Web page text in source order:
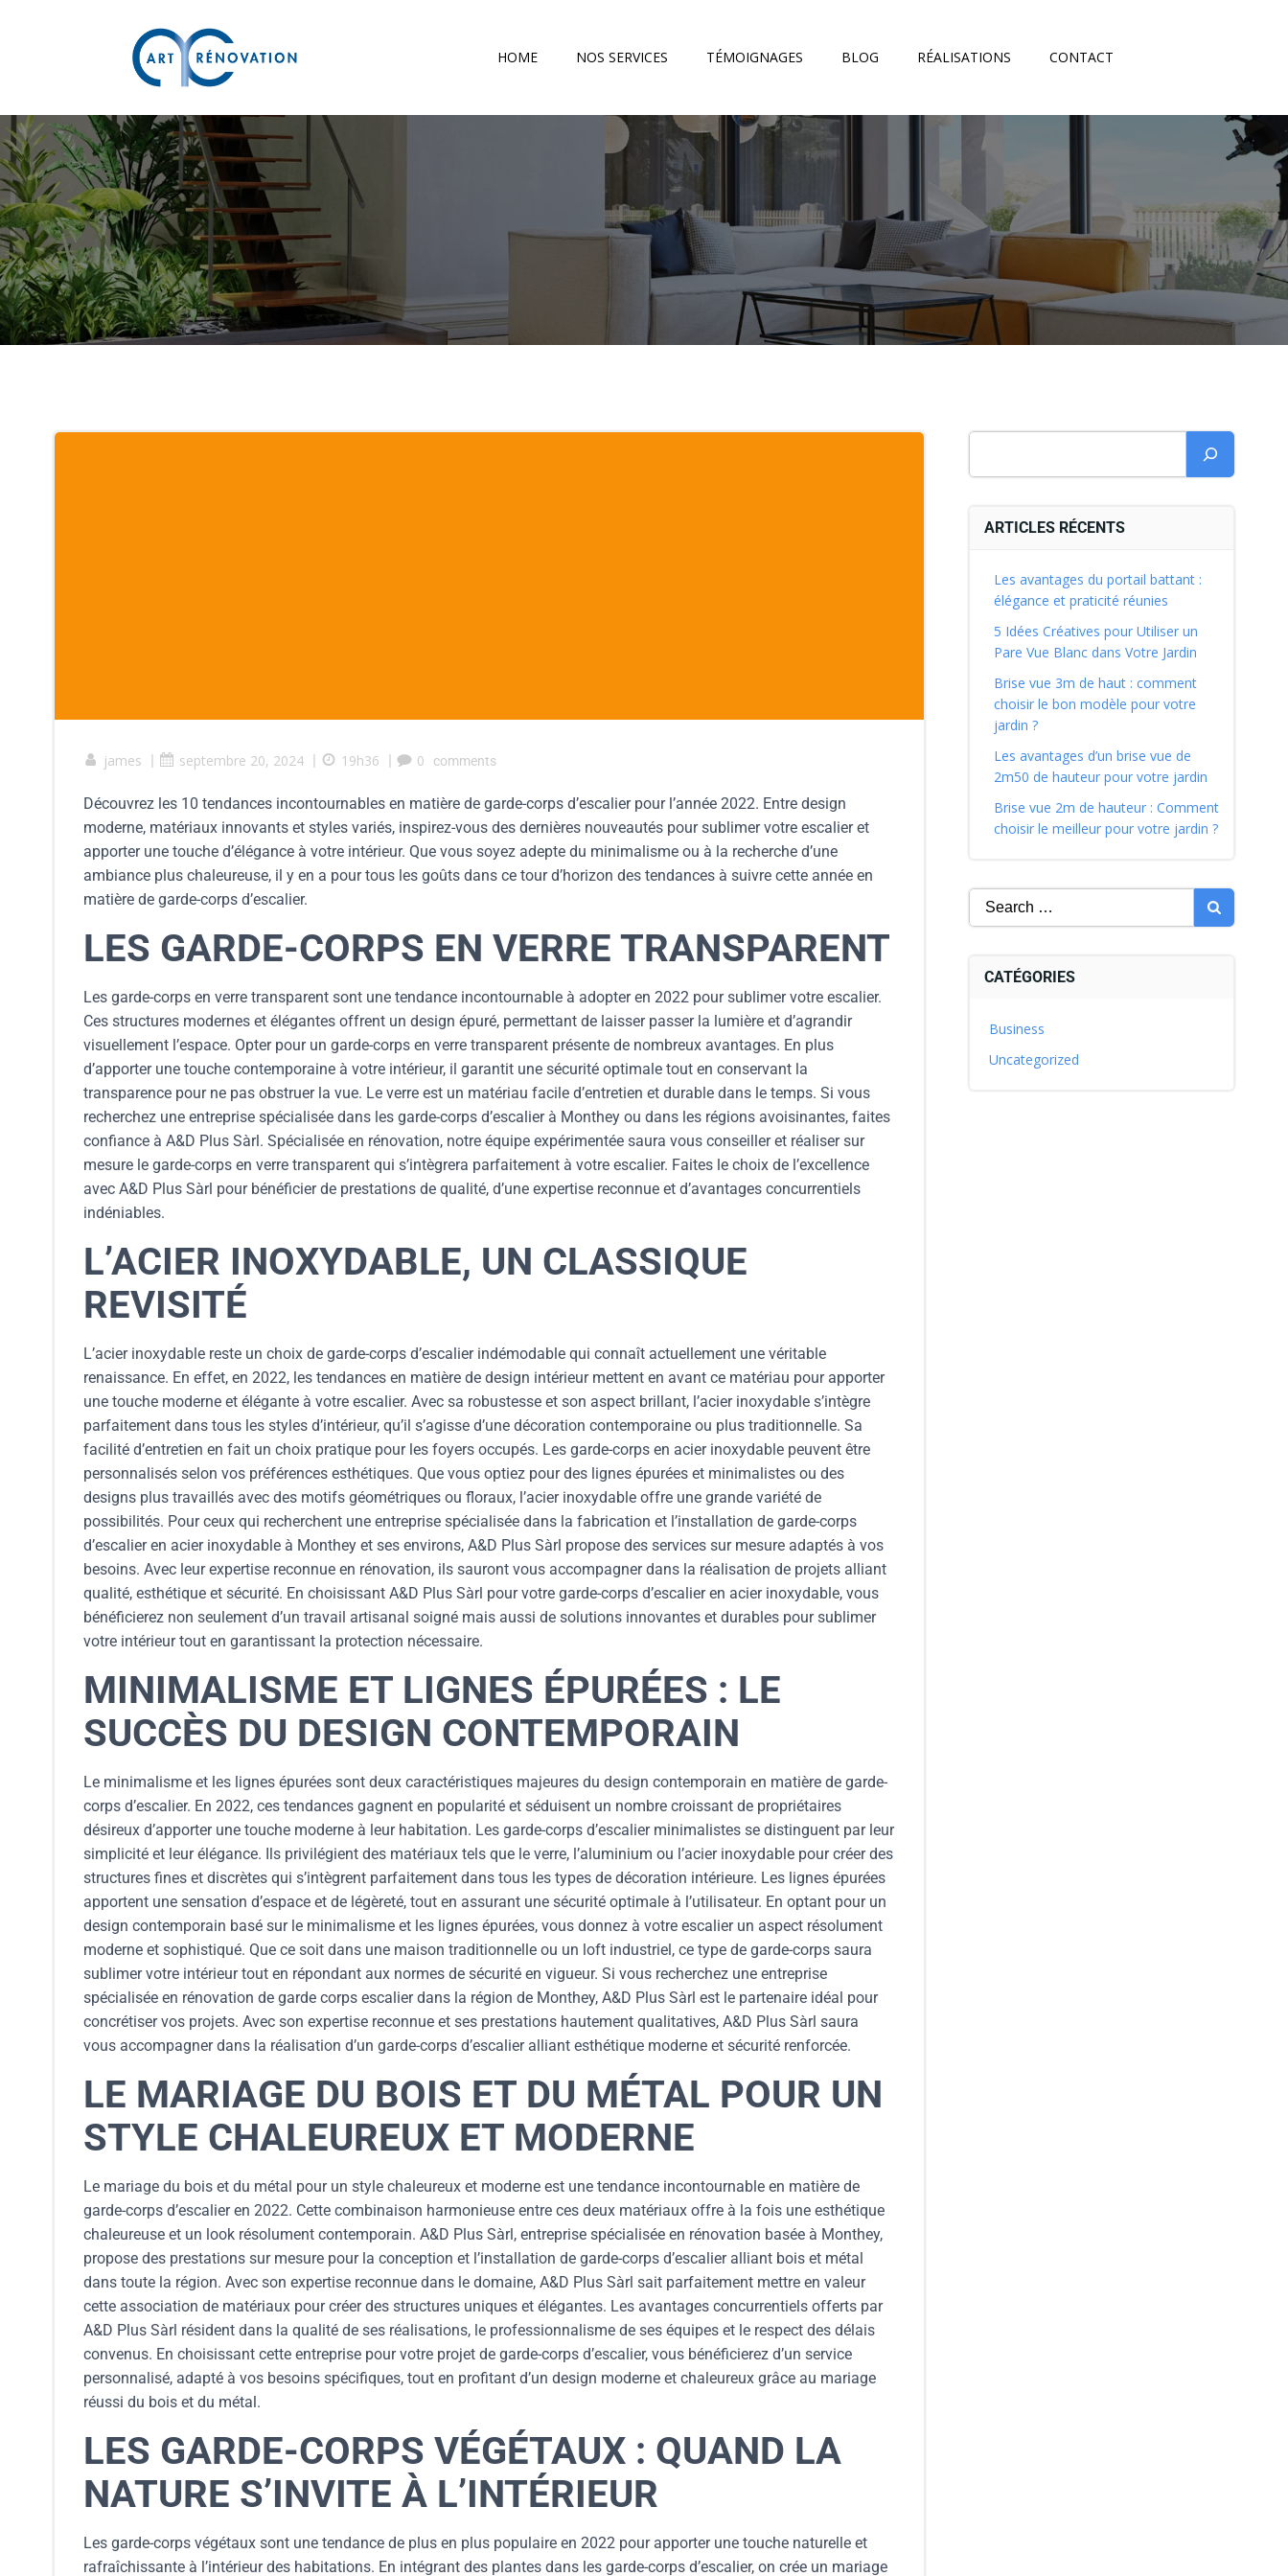
HOME NOS SERVICES TÉMOIGNAGES BLOG RÉALISATIONS CONTACT
james | septembre 20, 2024 | 19h36 | 0 comments
Découvrez les 10 tendances incontournables en matière de garde-corps d’escalier pour l’année 2022. Entre design
moderne, matériaux innovants et styles variés, inspirez-vous des dernières nouveautés pour sublimer votre escalier et
apporter une touche d’élégance à votre intérieur. Que vous soyez adepte du minimalisme ou à la recherche d’une
ambiance plus chaleureuse, il y en a pour tous les goûts dans ce tour d’horizon des tendances à suivre cette année en
matière de garde-corps d’escalier.
LES GARDE-CORPS EN VERRE TRANSPARENT
Les garde-corps en verre transparent sont une tendance incontournable à adopter en 2022 pour sublimer votre escalier.
Ces structures modernes et élégantes offrent un design épuré, permettant de laisser passer la lumière et d’agrandir
visuellement l’espace. Opter pour un garde-corps en verre transparent présente de nombreux avantages. En plus
d’apporter une touche contemporaine à votre intérieur, il garantit une sécurité optimale tout en conservant la
transparence pour ne pas obstruer la vue. Le verre est un matériau facile d’entretien et durable dans le temps. Si vous
recherchez une entreprise spécialisée dans les garde-corps d’escalier à Monthey ou dans les régions avoisinantes, faites
confiance à A&D Plus Sàrl. Spécialisée en rénovation, notre équipe expérimentée saura vous conseiller et réaliser sur
mesure le garde-corps en verre transparent qui s’intègrera parfaitement à votre escalier. Faites le choix de l’excellence
avec A&D Plus Sàrl pour bénéficier de prestations de qualité, d’une expertise reconnue et d’avantages concurrentiels
indéniables.
L’ACIER INOXYDABLE, UN CLASSIQUE
REVISITÉ
L’acier inoxydable reste un choix de garde-corps d’escalier indémodable qui connaît actuellement une véritable
renaissance. En effet, en 2022, les tendances en matière de design intérieur mettent en avant ce matériau pour apporter
une touche moderne et élégante à votre escalier. Avec sa robustesse et son aspect brillant, l’acier inoxydable s’intègre
parfaitement dans tous les styles d’intérieur, qu’il s’agisse d’une décoration contemporaine ou plus traditionnelle. Sa
facilité d’entretien en fait un choix pratique pour les foyers occupés. Les garde-corps en acier inoxydable peuvent être
personnalisés selon vos préférences esthétiques. Que vous optiez pour des lignes épurées et minimalistes ou des
designs plus travaillés avec des motifs géométriques ou floraux, l’acier inoxydable offre une grande variété de
possibilités. Pour ceux qui recherchent une entreprise spécialisée dans la fabrication et l’installation de garde-corps
d’escalier en acier inoxydable à Monthey et ses environs, A&D Plus Sàrl propose des services sur mesure adaptés à vos
besoins. Avec leur expertise reconnue en rénovation, ils sauront vous accompagner dans la réalisation de projets alliant
qualité, esthétique et sécurité. En choisissant A&D Plus Sàrl pour votre garde-corps d’escalier en acier inoxydable, vous
bénéficierez non seulement d’un travail artisanal soigné mais aussi de solutions innovantes et durables pour sublimer
votre intérieur tout en garantissant la protection nécessaire.
MINIMALISME ET LIGNES ÉPURÉES : LE
SUCCÈS DU DESIGN CONTEMPORAIN
Le minimalisme et les lignes épurées sont deux caractéristiques majeures du design contemporain en matière de garde-
corps d’escalier. En 2022, ces tendances gagnent en popularité et séduisent un nombre croissant de propriétaires
désireux d’apporter une touche moderne à leur habitation. Les garde-corps d’escalier minimalistes se distinguent par leur
simplicité et leur élégance. Ils privilégient des matériaux tels que le verre, l’aluminium ou l’acier inoxydable pour créer des
structures fines et discrètes qui s’intègrent parfaitement dans tous les types de décoration intérieure. Les lignes épurées
apportent une sensation d’espace et de légèreté, tout en assurant une sécurité optimale à l’utilisateur. En optant pour un
design contemporain basé sur le minimalisme et les lignes épurées, vous donnez à votre escalier un aspect résolument
moderne et sophistiqué. Que ce soit dans une maison traditionnelle ou un loft industriel, ce type de garde-corps saura
sublimer votre intérieur tout en répondant aux normes de sécurité en vigueur. Si vous recherchez une entreprise
spécialisée en rénovation de garde corps escalier dans la région de Monthey, A&D Plus Sàrl est le partenaire idéal pour
concrétiser vos projets. Avec son expertise reconnue et ses prestations hautement qualitatives, A&D Plus Sàrl saura
vous accompagner dans la réalisation d’un garde-corps d’escalier alliant esthétique moderne et sécurité renforcée.
LE MARIAGE DU BOIS ET DU MÉTAL POUR UN
STYLE CHALEUREUX ET MODERNE
Le mariage du bois et du métal pour un style chaleureux et moderne est une tendance incontournable en matière de
garde-corps d’escalier en 2022. Cette combinaison harmonieuse entre ces deux matériaux offre à la fois une esthétique
chaleureuse et un look résolument contemporain. A&D Plus Sàrl, entreprise spécialisée en rénovation basée à Monthey,
propose des prestations sur mesure pour la conception et l’installation de garde-corps d’escalier alliant bois et métal
dans toute la région. Avec son expertise reconnue dans le domaine, A&D Plus Sàrl sait parfaitement mettre en valeur
cette association de matériaux pour créer des structures uniques et élégantes. Les avantages concurrentiels offerts par
A&D Plus Sàrl résident dans la qualité de ses réalisations, le professionnalisme de ses équipes et le respect des délais
convenus. En choisissant cette entreprise pour votre projet de garde-corps d’escalier, vous bénéficierez d’un service
personnalisé, adapté à vos besoins spécifiques, tout en profitant d’un design moderne et chaleureux grâce au mariage
réussi du bois et du métal.
LES GARDE-CORPS VÉGÉTAUX : QUAND LA
NATURE S’INVITE À L’INTÉRIEUR
Les garde-corps végétaux sont une tendance de plus en plus populaire en 2022 pour apporter une touche naturelle et
rafraîchissante à l’intérieur des habitations. En intégrant des plantes dans les garde-corps d’escalier, on crée un mariage
ARTICLES RÉCENTS
Les avantages du portail battant :
élégance et praticité réunies
5 Idées Créatives pour Utiliser un
Pare Vue Blanc dans Votre Jardin
Brise vue 3m de haut : comment
choisir le bon modèle pour votre
jardin ?
Les avantages d’un brise vue de
2m50 de hauteur pour votre jardin
Brise vue 2m de hauteur : Comment
choisir le meilleur pour votre jardin ?
CATÉGORIES
Business
Uncategorized